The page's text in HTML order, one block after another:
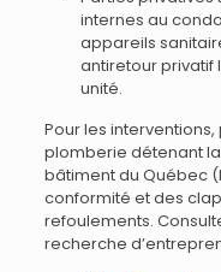
internes au
appareils
antiretour privatif
unité.
Pour les
plomberie détenant
bâtiment du Québec
conformité et des
refoulements.
recherche